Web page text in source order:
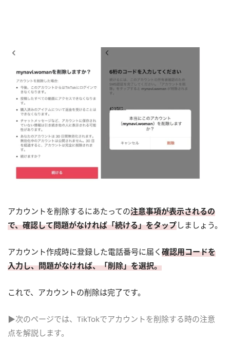
アカウントを削除するにあたっての注意事項が表示されるの
で、確認して問題がなければ「続ける」をタップしましょう。
アカウント作成時に登録した電話番号に届く 確認用コードを
入力し、問題がなければ、「削除」を選択。
これで、アカウントの削除は完了です。
▶次のページでは、TikTokでアカウントを削除する時の注意
点を解説します。